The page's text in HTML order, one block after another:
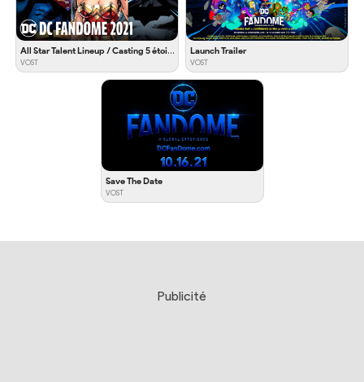
All Star Talent Lineup / Casting 5 étoiles de stars
VOST
Launch Trailer
VOST
Save The Date
VOST
Publicité